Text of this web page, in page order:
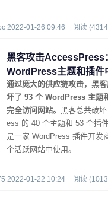
2022-01-26 09:46 阅读
黑客攻击AccessPress
WordPress主题和插件
通过庞大的供应链攻击，黑
坏了 93 个 WordPress 主题
完全访问网站。 黑客总共破
ess 的 40 个主题和 53 个插
是一家 WordPress 插件开发
个活跃网站中使用。
2022-01-22 10:24 阅读